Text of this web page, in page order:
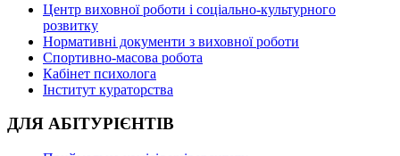
Центр виховної роботи і соціально-культурного
розвитку
Нормативні документи з виховної роботи
Спортивно-масова робота
Кабінет психолога
Інститут кураторства
ДЛЯ АБІТУРІЄНТІВ